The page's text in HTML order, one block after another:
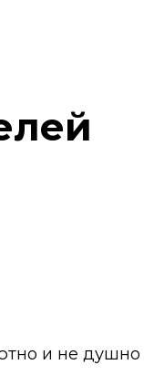
и не душно